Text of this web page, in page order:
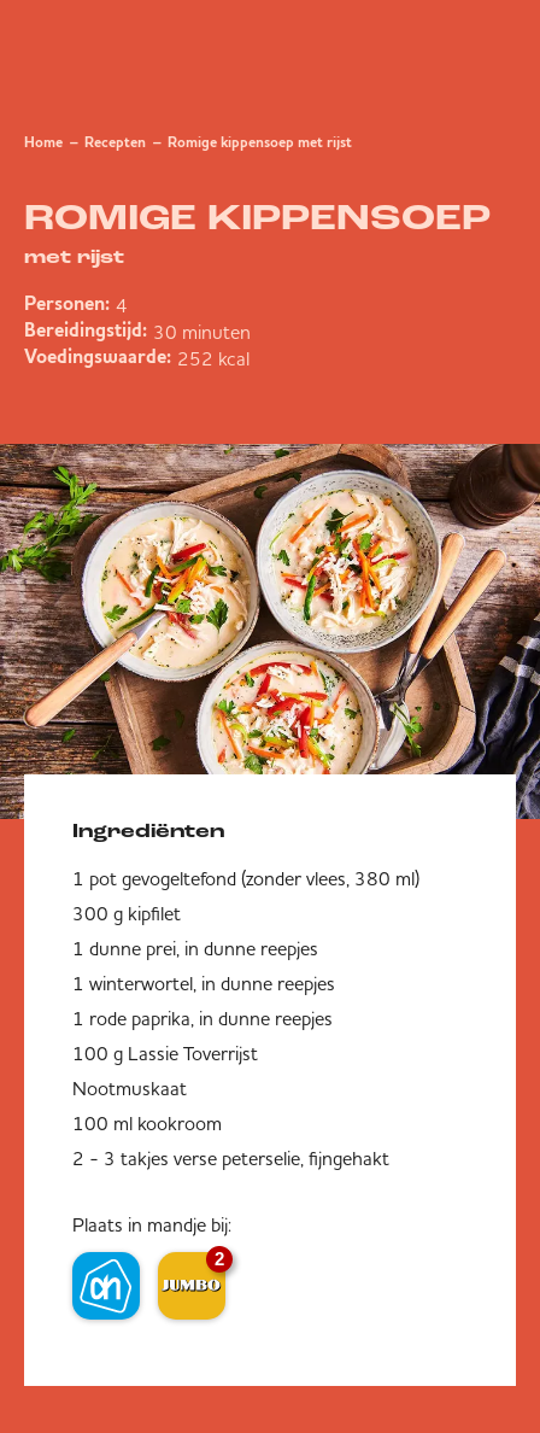
Home Recepten Romige kippensoep met rijst
ROMIGE KIPPENSOEP
met rijst
Personen: 4
Bereidingstijd: 30 minuten
Voedingswaarde: 252 kcal
Ingrediënten
1 pot gevogeltefond (zonder vlees, 380 ml)
300 g kipfilet
1 dunne prei, in dunne reepjes
1 winterwortel, in dunne reepjes
1 rode paprika, in dunne reepjes
100 g Lassie Toverrijst
Nootmuskaat
100 ml kookroom
2 - 3 takjes verse peterselie, fijngehakt
Plaats in mandje bij:
2